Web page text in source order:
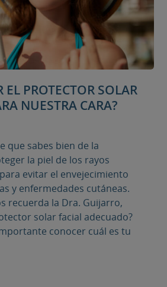
EL PROTECTOR SOLAR
NUESTRA CARA?
que sabes bien de la
la piel de los rayos
evitar el envejecimiento
y enfermedades cutáneas.
recuerda la Dra. Guijarro,
solar facial adecuado?
conocer cuál es tu